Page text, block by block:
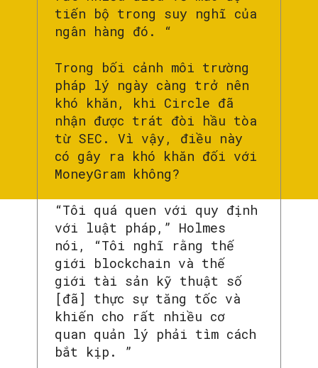
tiến bộ trong suy nghĩ của
ngân hàng đó. “
Trong bối cảnh môi trường
pháp lý ngày càng trở nên
khó khăn, khi Circle đã
nhận được trát đòi hầu tòa
từ SEC. Vì vậy, điều này
có gây ra khó khăn đối với
MoneyGram không?
“Tôi quá quen với quy định
với luật pháp,” Holmes
nói, “Tôi nghĩ rằng thế
giới blockchain và thế
giới tài sản kỹ thuật số
[đã] thực sự tăng tốc và
khiến cho rất nhiều cơ
quan quản lý phải tìm cách
bắt kịp. ”